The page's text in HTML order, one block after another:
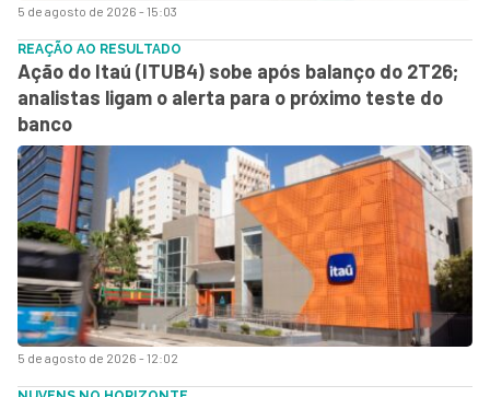
5 de agosto de 2026 - 15:03
5 de agosto de 2026 - 12:02
REAÇÃO AO RESULTADO
Ação do Itaú (ITUB4) sobe após balanço do 2T26;
analistas ligam o alerta para o próximo teste do
banco